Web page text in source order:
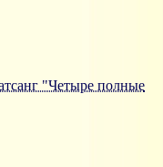
"Четыре полные